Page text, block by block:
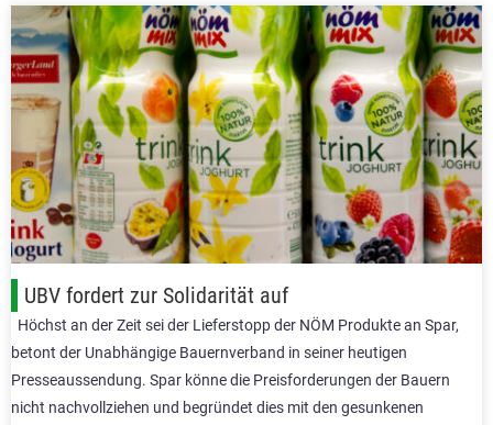
UBV fordert zur Solidarität auf
Höchst an der Zeit sei der Lieferstopp der NÖM Produkte an Spar,
betont der Unabhängige Bauernverband in seiner heutigen
Presseaussendung. Spar könne die Preisforderungen der Bauern
nicht nachvollziehen und begründet dies mit den gesunkenen